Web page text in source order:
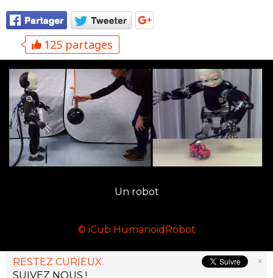
125 partages
Un robot
© iCub HumanoidRobot
×
RESTEZ CURIEUX.
SUIVEZ NOUS !